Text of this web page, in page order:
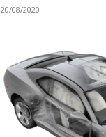
20/08/2020